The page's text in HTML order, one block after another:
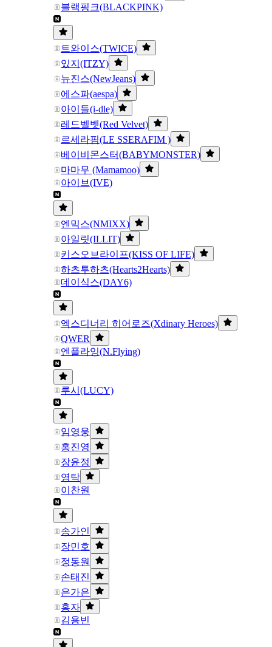
블랙핑크(BLACKPINK)
트와이스(TWICE)
있지(ITZY)
뉴진스(NewJeans)
에스파(aespa)
아이들(i-dle)
레드벨벳(Red Velvet)
르세라핌(LE SSERAFIM )
베이비몬스터(BABYMONSTER)
마마무 (Mamamoo)
아이브(IVE)
엔믹스(NMIXX)
아일릿(ILLIT)
키스오브라이프(KISS OF LIFE)
하츠투하츠(Hearts2Hearts)
데이식스(DAY6)
엑스디너리 히어로즈(Xdinary Heroes)
QWER
엔플라잉(N.Flying)
루시(LUCY)
임영웅
홍진영
장윤정
영탁
이찬원
송가인
장민호
정동원
손태진
은가은
홍자
김용빈